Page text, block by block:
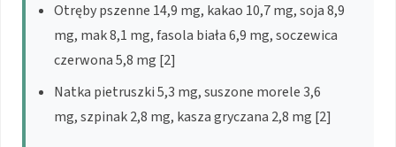
Otręby pszenne 14,9 mg, kakao 10,7 mg, soja 8,9
mg, mak 8,1 mg, fasola biała 6,9 mg, soczewica
czerwona 5,8 mg [2]
Natka pietruszki 5,3 mg, suszone morele 3,6
mg, szpinak 2,8 mg, kasza gryczana 2,8 mg [2]